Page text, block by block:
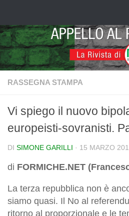
RASSEGNA STAMPA
Vi spiego il nuovo
europeisti-sovranisti.
DI SIMONE GARILLI · 15 MARZO
di FORMICHE.NET
La terza repubblica non è
siamo quasi. Il No al
ritorno al proporzionale e le